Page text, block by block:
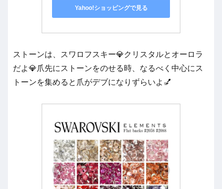
Yahoo!ショッピングで見る
ストーンは、スワロフスキー💎クリスタルとオーロラ
だよ💎爪先にストーンをのせる時、なるべく中心にス
トーンを集めると爪がデブになりずらいよ💅